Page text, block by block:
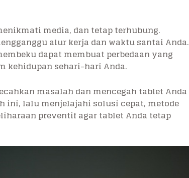
media, dan tetap terhubung.
alur kerja dan waktu santai Anda.
dapat membuat perbedaan yang
kehidupan sehari-hari Anda.
masalah dan mencegah tablet Anda
ini, lalu menjelajahi solusi cepat, metode
preventif agar tablet Anda tetap